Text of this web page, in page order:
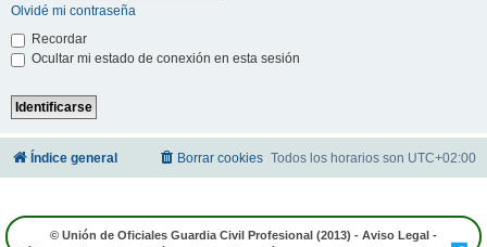
Olvidé mi contraseña
Recordar
Ocultar mi estado de conexión en esta sesión
Índice general Todos los horarios son UTC+02:00
Borrar cookies
© Unión de Oficiales Guardia Civil Profesional (2013) - Aviso Legal -